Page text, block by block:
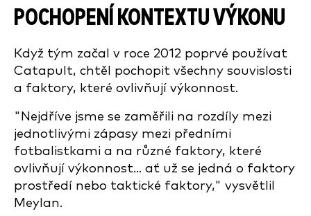
POCHOPENÍ KONTEXTU VÝKONU
Když tým začal v roce 2012 poprvé používat
Catapult, chtěl pochopit všechny souvislosti
a faktory, které ovlivňují výkonnost.
"Nejdříve jsme se zaměřili na rozdíly mezi
jednotlivými zápasy mezi předními
fotbalistkami a na různé faktory, které
ovlivňují výkonnost... ať už se jedná o faktory
prostředí nebo taktické faktory," vysvětlil
Meylan.